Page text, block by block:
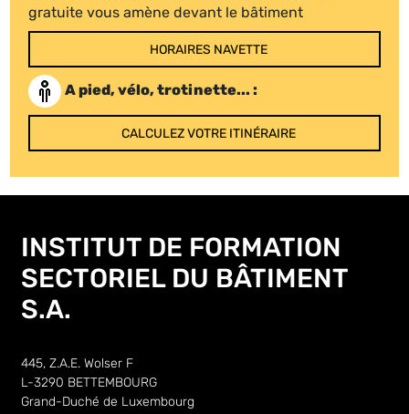
gratuite vous amène devant le bâtiment
HORAIRES NAVETTE
A pied, vélo, trotinette... :
CALCULEZ VOTRE ITINÉRAIRE
INSTITUT DE FORMATION
SECTORIEL DU BÂTIMENT
S.A.
445, Z.A.E. Wolser F
L-3290 BETTEMBOURG
Grand-Duché de Luxembourg